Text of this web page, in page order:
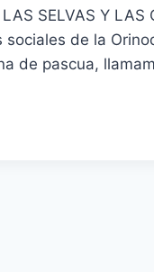
SELVAS Y
de la
de pascua,